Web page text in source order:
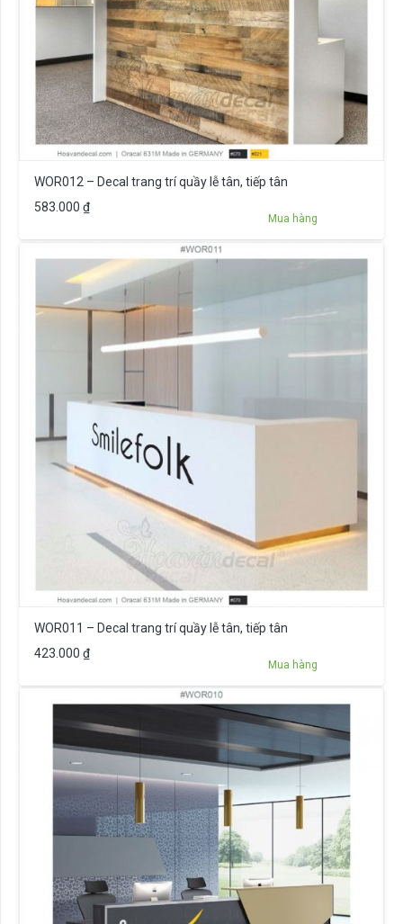
WOR012 – Decal trang trí quầy lễ tân, tiếp tân
583.000 ₫
Mua hàng
WOR011 – Decal trang trí quầy lễ tân, tiếp tân
423.000 ₫
Mua hàng